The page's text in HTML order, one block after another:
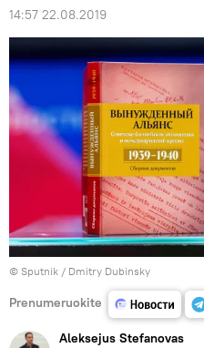
14:57 22.08.2019
© Sputnik / Dmitry Dubinsky
Prenumeruokite
Aleksejus Stefanovas